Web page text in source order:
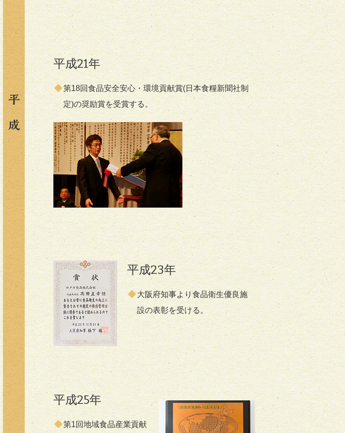
平成21年
第18回食品安全安心・環境貢献賞(日本食糧新聞社制
定)の奨励賞を受賞する。
平成23年
大阪府知事より食品衛生優良施
設の表彰を受ける。
平成25年
第1回地域食品産業貢献